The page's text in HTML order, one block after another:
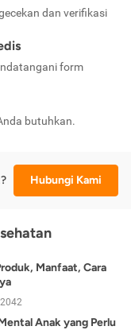
dan verifikasi
form
butuhkan.
Hubungi Kami
Manfaat, Cara
Anak yang Perlu